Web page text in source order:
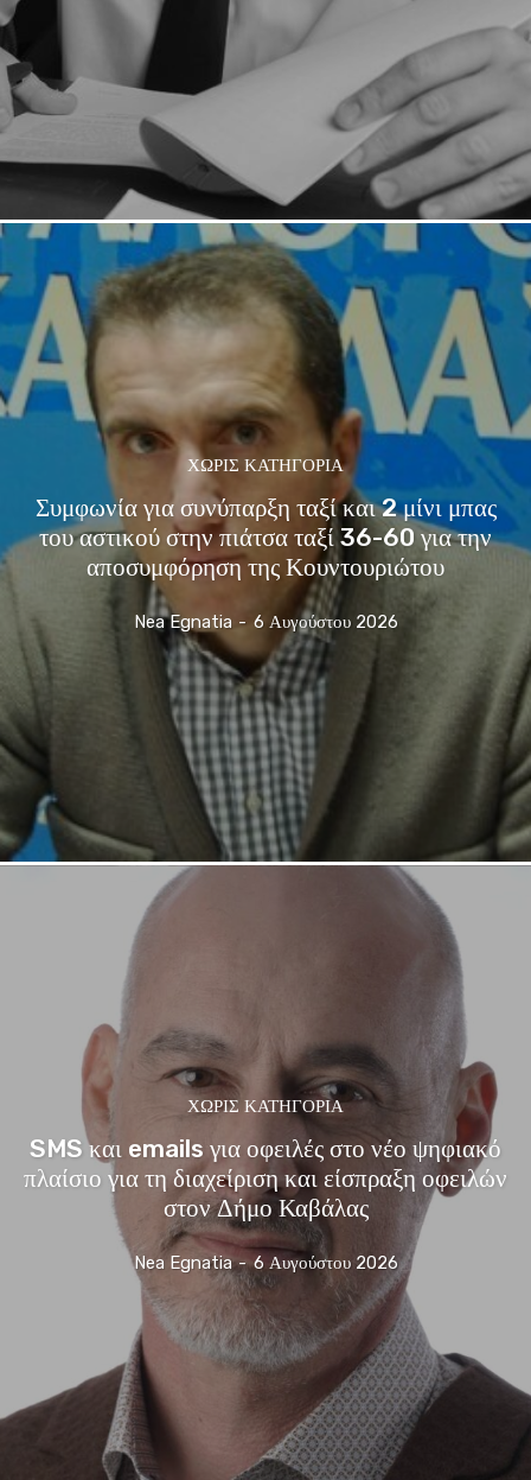
ΧΩΡΊΣ ΚΑΤΗΓΟΡΊΑ
Συμφωνία για συνύπαρξη ταξί και 2 μίνι μπας
του αστικού στην πιάτσα ταξί 36-60 για την
αποσυμφόρηση της Κουντουριώτου
Nea Egnatia - 6 Αυγούστου 2026
ΧΩΡΊΣ ΚΑΤΗΓΟΡΊΑ
SMS και emails για οφειλές στο νέο ψηφιακό
πλαίσιο για τη διαχείριση και είσπραξη οφειλών
στον Δήμο Καβάλας
Nea Egnatia - 6 Αυγούστου 2026